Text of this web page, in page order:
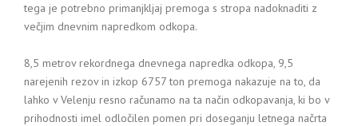
tega je potrebno primanjkljaj premoga s stropa nadoknaditi z
večjim dnevnim napredkom odkopa.
8,5 metrov rekordnega dnevnega napredka odkopa, 9,5
narejenih rezov in izkop 6757 ton premoga nakazuje na to, da
lahko v Velenju resno računamo na ta način odkopavanja, ki bo v
prihodnosti imel odločilen pomen pri doseganju letnega načrta